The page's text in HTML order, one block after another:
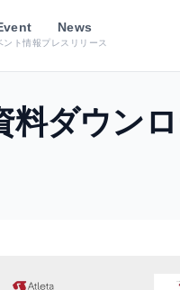
ント情報
News
プレスリリース
料ダウン